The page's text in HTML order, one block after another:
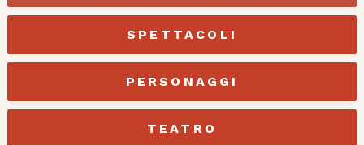
SPETTACOLI
PERSONAGGI
TEATRO